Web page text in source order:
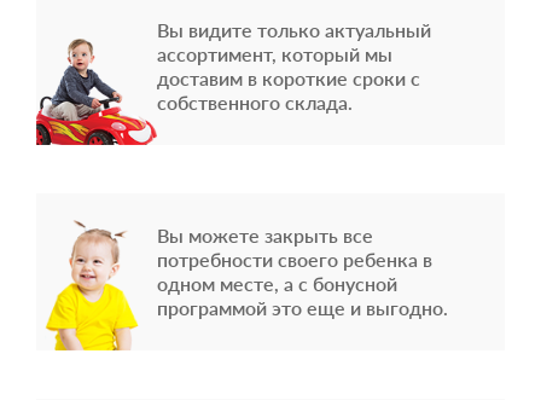
Вы видите только актуальный
ассортимент, который мы
доставим в короткие сроки с
собственного склада.
Вы можете закрыть все
потребности своего ребенка в
одном месте, а с бонусной
программой это еще и выгодно.